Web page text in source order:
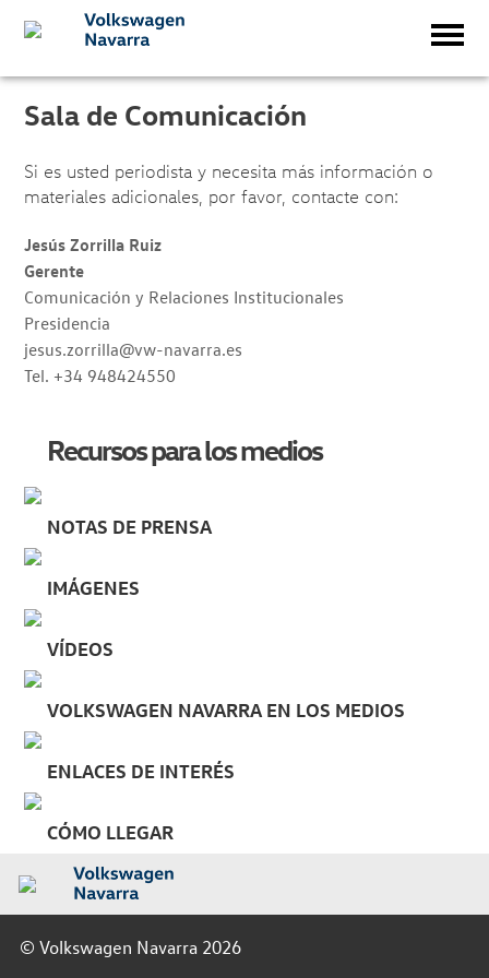
Sala de Comunicación
Si es usted periodista y necesita más información o
materiales adicionales, por favor, contacte con:
Jesús Zorrilla Ruiz
Gerente
Comunicación y Relaciones Institucionales
Presidencia
jesus.zorrilla@vw-navarra.es
Tel. +34 948424550
Recursos para los medios
NOTAS DE PRENSA
IMÁGENES
VÍDEOS
VOLKSWAGEN NAVARRA EN LOS MEDIOS
ENLACES DE INTERÉS
CÓMO LLEGAR
© Volkswagen Navarra 2026